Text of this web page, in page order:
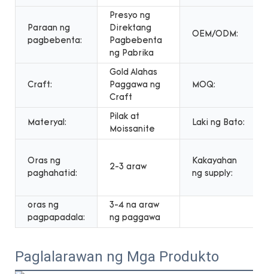
Paraan ng
pagbebenta:
Presyo ng
Direktang
Pagbebenta
ng Pabrika
OEM/ODM:
Craft:
Gold Alahas
Paggawa ng
Craft
MOQ:
Materyal:
Pilak at
Moissanite
Laki ng Bato:
Oras ng
paghahatid:
2-3 araw
Kakayahan
ng supply:
oras ng
pagpapadala:
3-4 na araw
ng paggawa
Paglalarawan ng Mga Produkto